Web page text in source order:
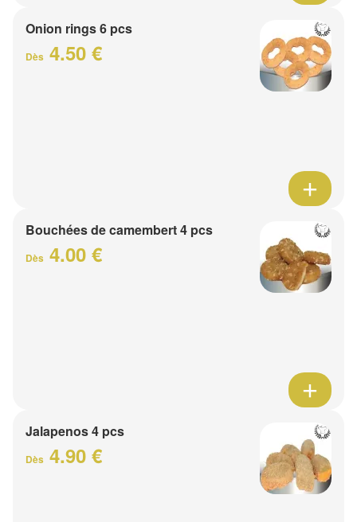
Onion rings 6 pcs
Dès 4.50 €
Bouchées de camembert 4 pcs
Dès 4.00 €
Jalapenos 4 pcs
Dès 4.90 €